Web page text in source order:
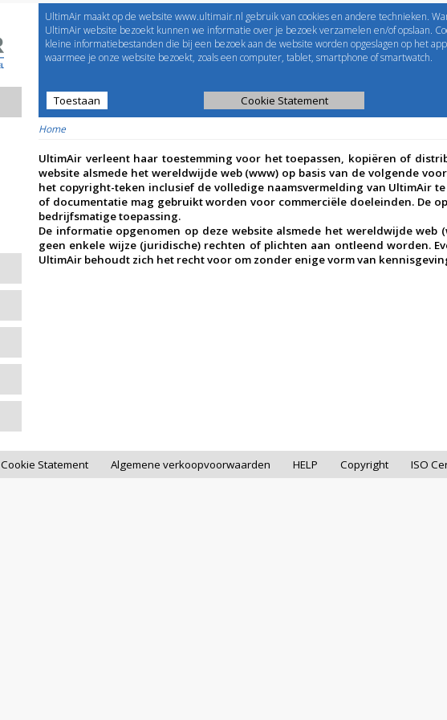
EShop-nummer
Wachtwoord
Welcome toUltimAir
Prijslijst Selectie tools
UltimAir maakt op de website www.ultimair.nl gebruik van cookies en andere technieken.
UltimAir website bezoekt kunnen we informatie over je bezoek verzamelen en/of opslaan.
kleine informatiebestanden die bij een bezoek aan de website worden opgeslagen op het
waarmee je onze website bezoekt, zoals een computer, tablet, smartphone of smartwatch.
Toestaan Cookie Statement
Home
UltimAir verleent haar toestemming voor het toepassen, kopiëren of
website alsmede het wereldwijde web (www) op basis van de volgende
het copyright-teken inclusief de volledige naamsvermelding van UltimAir
of documentatie mag gebruikt worden voor commerciële doeleinden. De
bedrijfsmatige toepassing.
De informatie opgenomen op deze website alsmede het wereldwijde
geen enkele wijze (juridische) rechten of plichten aan ontleend worden.
UltimAir behoudt zich het recht voor om zonder enige vorm van
Cookie Statement Algemene verkoopvoorwaarden HELP Copyright ISO